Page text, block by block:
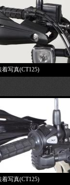
着写真(CT125)
着写真(CT125)